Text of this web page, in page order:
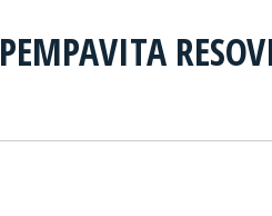
PEMPAVITA